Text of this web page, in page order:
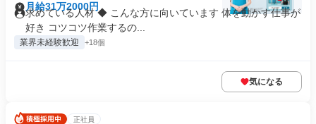
月給31万2000円
求めている人材 ◆ こんな方に向いています 体を動かす仕事が
好き コツコツ作業するの...
業界未経験歓迎 +18個
気になる
正社員